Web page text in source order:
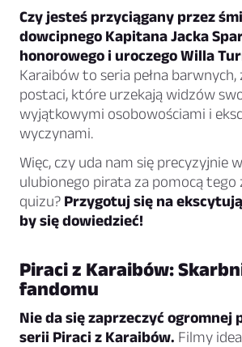
Czy jesteś przyciągany przez
dowcipnego Kapitana Jacka
honorowego i uroczego Willa
Karaibów to seria pełna barwnych,
postaci, które urzekają widzów
wyjątkowymi osobowościami i
wyczynami.
Więc, czy uda nam się precyzyjnie
ulubionego pirata za pomocą tego
quizu? Przygotuj się na
by się dowiedzieć!
Piraci z Karaibów:
fandomu
Nie da się zaprzeczyć ogromnej
serii Piraci z Karaibów. Filmy